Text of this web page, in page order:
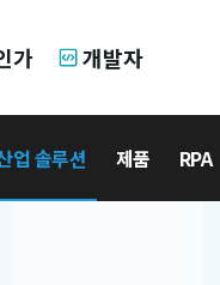
가 개발자
업 솔루션 제품 RPA